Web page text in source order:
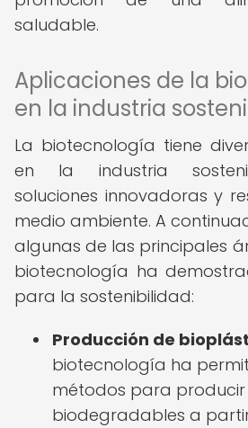
saludable.
Aplicaciones de la
en la industria
La biotecnología tiene
en la industria
soluciones innovadoras y
medio ambiente. A
algunas de las principales
biotecnología ha
para la sostenibilidad:
Producción de
biotecnología ha
métodos para
biodegradables a